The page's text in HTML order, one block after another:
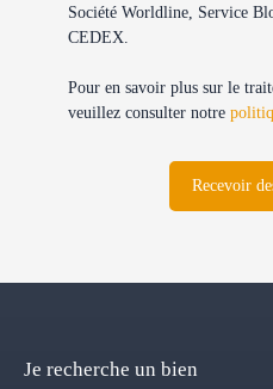
Société Worldline, Service
CEDEX.
Pour en savoir plus sur le
veuillez consulter notre
Recevoir
Je recherche un bien